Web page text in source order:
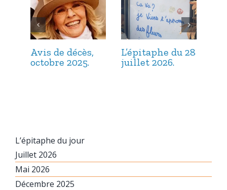
Avis de décès,
octobre 2025.
L’épitaphe du 28
juillet 2026.
L’épitaphe du jour
Juillet 2026
Mai 2026
Décembre 2025